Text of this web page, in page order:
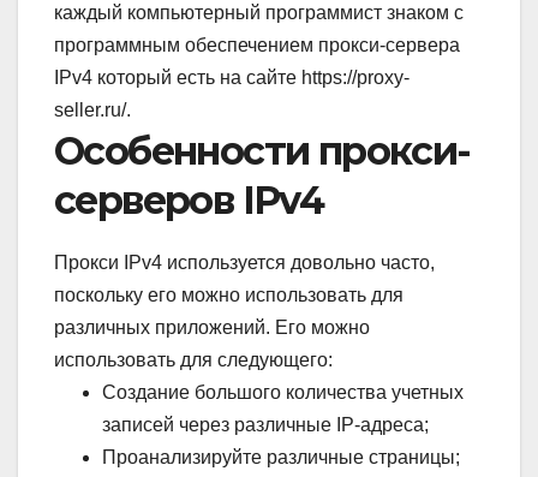
каждый компьютерный программист знаком с
программным обеспечением прокси-сервера
IPv4 который есть на сайте https://proxy-
seller.ru/.
Особенности прокси-
серверов IPv4
Прокси IPv4 используется довольно часто,
поскольку его можно использовать для
различных приложений. Его можно
использовать для следующего:
Создание большого количества учетных
записей через различные IP-адреса;
Проанализируйте различные страницы;